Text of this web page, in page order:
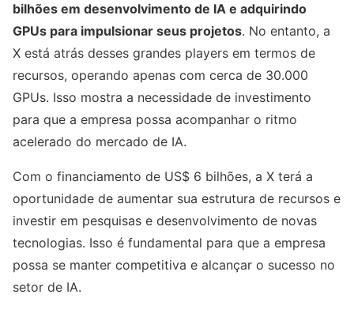
bilhões em desenvolvimento de IA e adquirindo
GPUs para impulsionar seus projetos. No entanto, a
X está atrás desses grandes players em termos de
recursos, operando apenas com cerca de 30.000
GPUs. Isso mostra a necessidade de investimento
para que a empresa possa acompanhar o ritmo
acelerado do mercado de IA.
Com o financiamento de US$ 6 bilhões, a X terá a
oportunidade de aumentar sua estrutura de recursos e
investir em pesquisas e desenvolvimento de novas
tecnologias. Isso é fundamental para que a empresa
possa se manter competitiva e alcançar o sucesso no
setor de IA.